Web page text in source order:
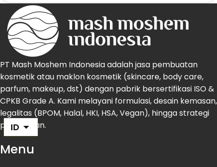
PT Mash Moshem Indonesia adalah jasa pembuatan
kosmetik atau maklon kosmetik (skincare, body care,
parfum, makeup, dst) dengan pabrik bersertifikasi ISO &
CPKB Grade A. Kami melayani formulasi, desain kemasan,
legalitas (BPOM, Halal, HKI, HSA, Vegan), hingga strategi
pemasaran.
Menu
ID